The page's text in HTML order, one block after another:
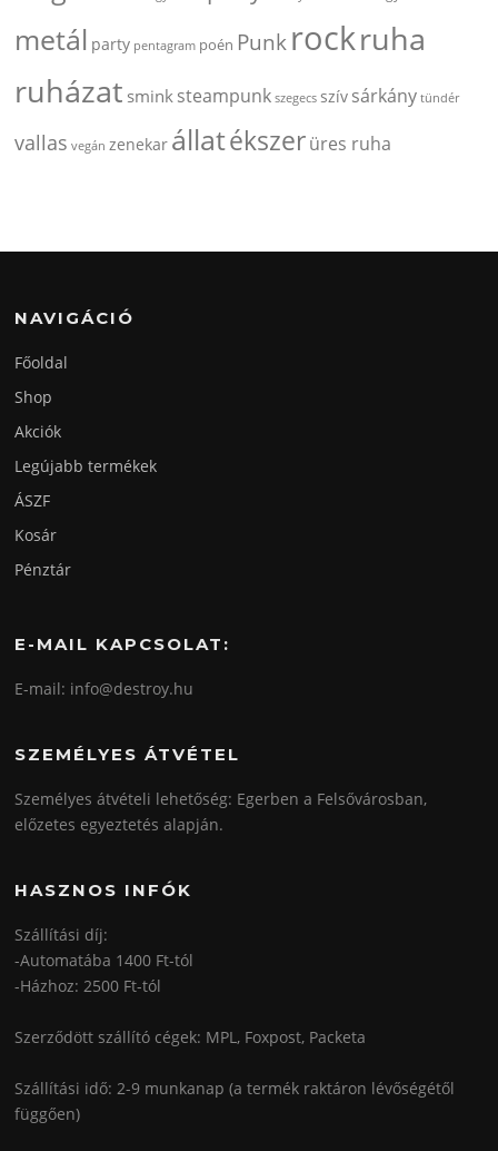
metál party pentagram poén Punkrockruha
ruházat smink steampunk szegecs szív sárkány tündér
vallas vegán zenekar állatékszerüres ruha
NAVIGÁCIÓ
Főoldal
Shop
Akciók
Legújabb termékek
ÁSZF
Kosár
Pénztár
E-MAIL KAPCSOLAT:
E-mail: info@destroy.hu
SZEMÉLYES ÁTVÉTEL
Személyes átvételi lehetőség: Egerben a Felsővárosban,
előzetes egyeztetés alapján.
HASZNOS INFÓK
Szállítási díj:
-Automatába 1400 Ft-tól
-Házhoz: 2500 Ft-tól
Szerződött szállító cégek: MPL, Foxpost, Packeta
Szállítási idő: 2-9 munkanap (a termék raktáron lévőségétől
függően)